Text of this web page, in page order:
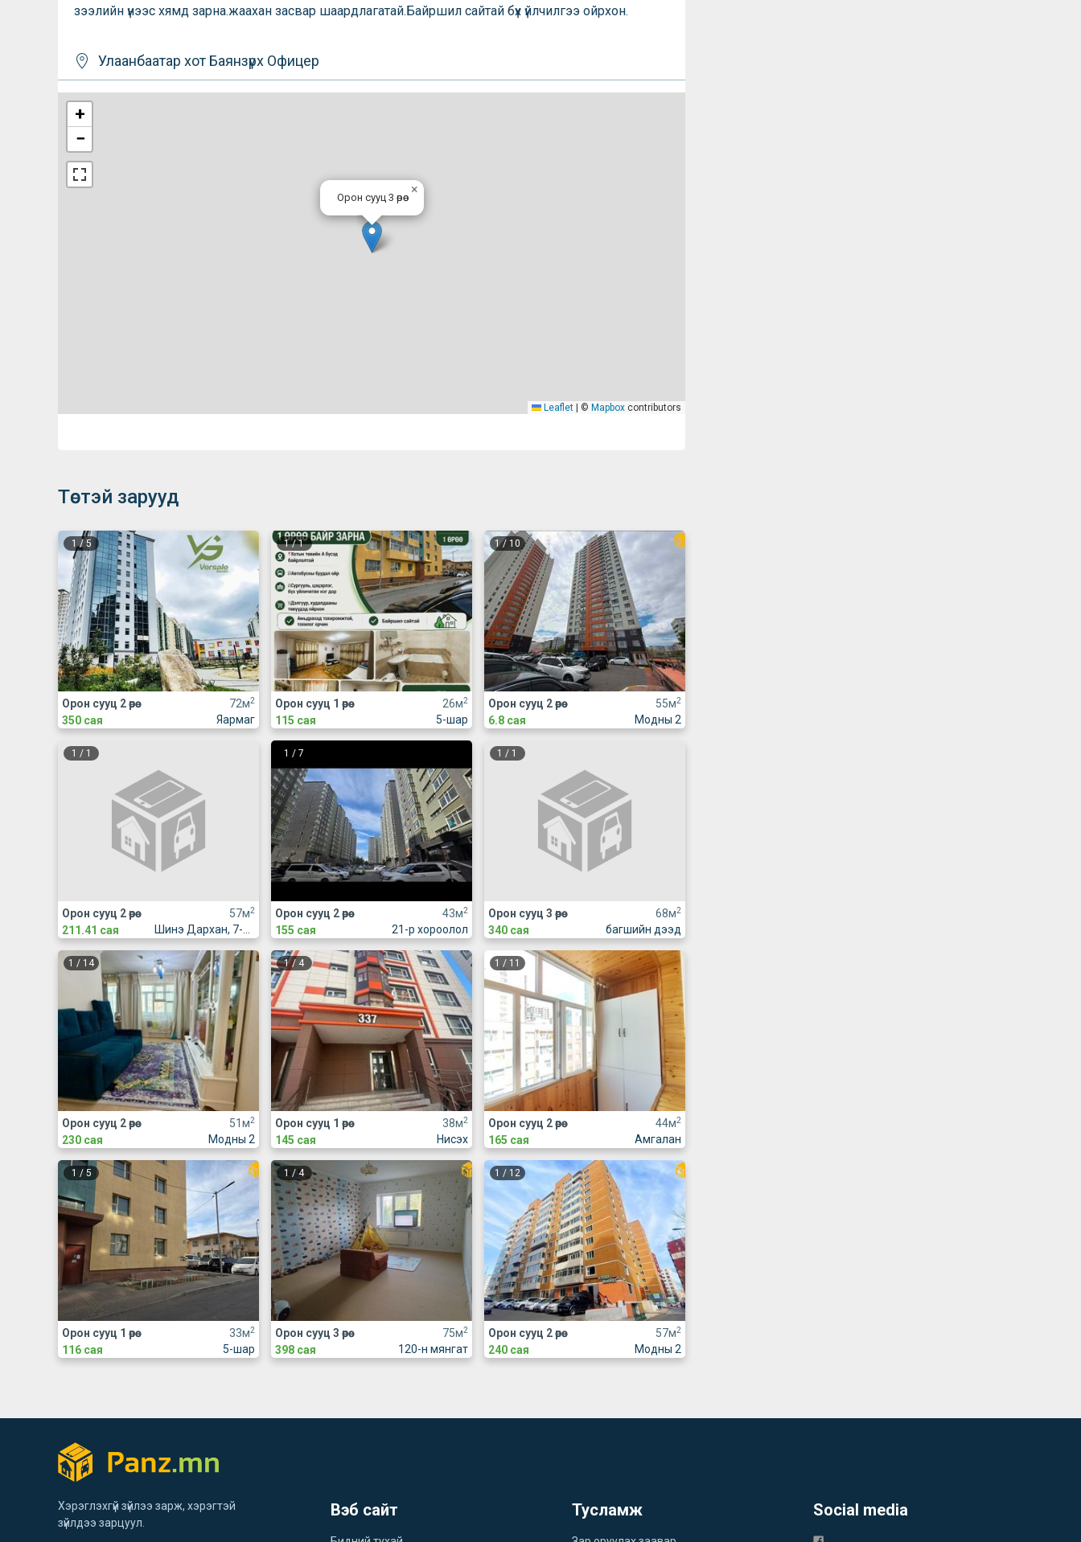
зээлийн үнээс хямд зарна.жаахан засвар шаардлагатай.Байршил сайтай бүх үйлчилгээ ойрхон.
Улаанбаатар хот Баянзүрх Офицер
Орон сууц 3 өрөө
×
+
−
Leaflet © Mapbox contributors
Төстэй зарууд
1/5
72м2
Яармаг
Орон сууц 2 өрөө
350 сая
1/1
26м2
5-шар
Орон сууц 1 өрөө
115 сая
1/ 10
55м2
Модны 2
Орон сууц 2 өрөө
6.8 сая
1 / 1
57м2
Орон сууц 2 өрөө
211.41 сая
1 /7
43м2
21-р хороолол
Орон сууц 2 өрөө
155 сая
1 / 1
68м2
багшийн дээд
Орон сууц 3 өрөө
340 сая
1 / 14
51м2
Модны 2
Орон сууц 2 өрөө
230 сая
1/ 4
38м2
Нисэх
Орон сууц 1 өрөө
145 сая
1 / 11
44м2
Амгалан
Орон сууц 2 өрөө
165 сая
1 / 5
33м2
5-шар
Орон сууц 1 өрөө
116 сая
1 /4
75м2
120-н мянгат
Орон сууц 3 өрөө
398 сая
1 / 12
57м2
Модны 2
Орон сууц 2 өрөө
240 сая
Хэрэглэхгүй зүйлээ зарж, хэрэгтэй
зүйлдээ зарцуул.
Вэб сайт Тусламж Social media